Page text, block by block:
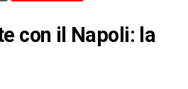
con il Napoli: la